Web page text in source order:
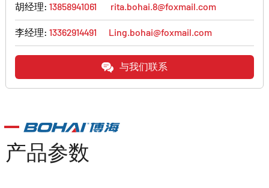
胡经理: 13858941061 rita.bohai.8@foxmail.com
李经理: 13362914491 Ling.bohai@foxmail.com
与我们联系
产品参数